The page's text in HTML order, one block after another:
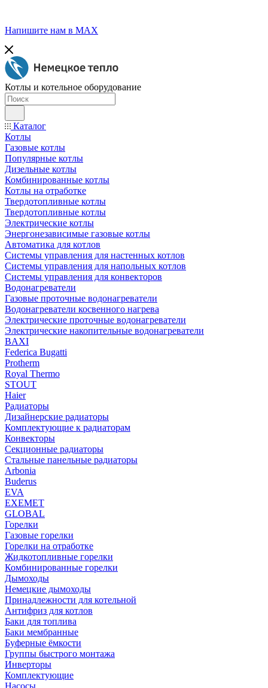
Напишите нам в МАХ
Котлы и котельное оборудование
Каталог
Котлы
Газовые котлы
Популярные котлы
Дизельные котлы
Комбинированные котлы
Котлы на отработке
Твердотопливные котлы
Твердотопливные котлы
Электрические котлы
Энергонезависимые газовые котлы
Автоматика для котлов
Системы управления для настенных котлов
Системы управления для напольных котлов
Системы управления для конвекторов
Водонагреватели
Газовые проточные водонагреватели
Водонагреватели косвенного нагрева
Электрические проточные водонагреватели
Электрические накопительные водонагреватели
BAXI
Federica Bugatti
Protherm
Royal Thermo
STOUT
Haier
Радиаторы
Дизайнерские радиаторы
Комплектующие к радиаторам
Конвекторы
Секционные радиаторы
Стальные панельные радиаторы
Arbonia
Buderus
EVA
EXEMET
GLOBAL
Горелки
Газовые горелки
Горелки на отработке
Жидкотопливные горелки
Комбинированные горелки
Дымоходы
Немецкие дымоходы
Принадлежности для котельной
Антифриз для котлов
Баки для топлива
Баки мембранные
Буферные ёмкости
Группы быстрого монтажа
Инверторы
Комплектующие
Насосы